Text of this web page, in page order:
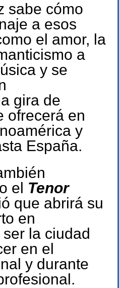
sabe cómo
a esos
el amor, la
a
y se
gira de
ofrecerá en
y
España.
el Tenor
que abrirá su
en
la ciudad
en el
y durante